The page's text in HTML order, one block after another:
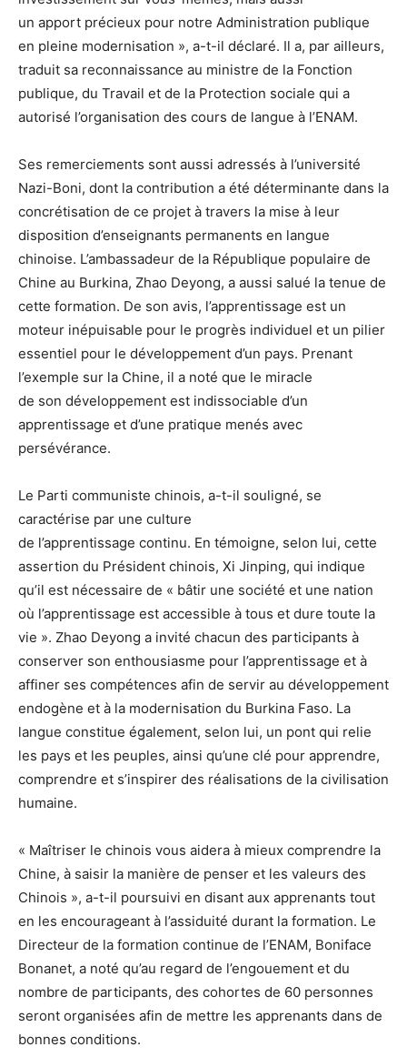
un apport précieux pour notre Administration publique
en pleine modernisation », a-t-il déclaré. Il a, par ailleurs,
traduit sa reconnaissance au ministre de la Fonction
publique, du Travail et de la Protection sociale qui a
autorisé l’organisation des cours de langue à l’ENAM.
Ses remerciements sont aussi adressés à l’université
Nazi-Boni, dont la contribution a été déterminante dans la
concrétisation de ce projet à travers la mise à leur
disposition d’enseignants permanents en langue
chinoise. L’ambassadeur de la République populaire de
Chine au Burkina, Zhao Deyong, a aussi salué la tenue de
cette formation. De son avis, l’apprentissage est un
moteur inépuisable pour le progrès individuel et un pilier
essentiel pour le développement d’un pays. Prenant
l’exemple sur la Chine, il a noté que le miracle
de son développement est indissociable d’un
apprentissage et d’une pratique menés avec
persévérance.
Le Parti communiste chinois, a-t-il souligné, se
caractérise par une culture
de l’apprentissage continu. En témoigne, selon lui, cette
assertion du Président chinois, Xi Jinping, qui indique
qu’il est nécessaire de « bâtir une société et une nation
où l’apprentissage est accessible à tous et dure toute la
vie ». Zhao Deyong a invité chacun des participants à
conserver son enthousiasme pour l’apprentissage et à
affiner ses compétences afin de servir au développement
endogène et à la modernisation du Burkina Faso. La
langue constitue également, selon lui, un pont qui relie
les pays et les peuples, ainsi qu’une clé pour apprendre,
comprendre et s’inspirer des réalisations de la civilisation
humaine.
« Maîtriser le chinois vous aidera à mieux comprendre la
Chine, à saisir la manière de penser et les valeurs des
Chinois », a-t-il poursuivi en disant aux apprenants tout
en les encourageant à l’assiduité durant la formation. Le
Directeur de la formation continue de l’ENAM, Boniface
Bonanet, a noté qu’au regard de l’engouement et du
nombre de participants, des cohortes de 60 personnes
seront organisées afin de mettre les apprenants dans de
bonnes conditions.